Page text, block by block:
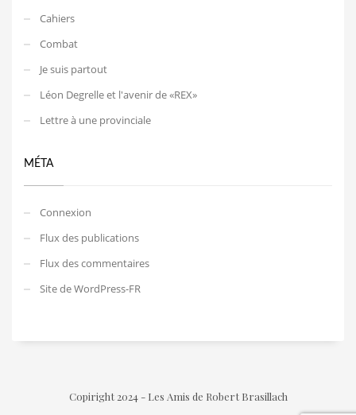
Cahiers
Combat
Je suis partout
Léon Degrelle et l'avenir de «REX»
Lettre à une provinciale
MÉTA
Connexion
Flux des publications
Flux des commentaires
Site de WordPress-FR
Copiright 2024 - Les Amis de Robert Brasillach